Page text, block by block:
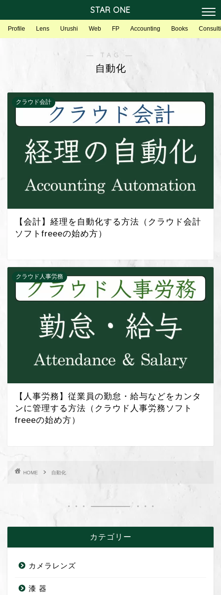
STAR ONE
Profile Lens Urushi Web FP Accounting Books
― TAG ―
自動化
クラウド会計
【会計】経理を自動化する方法（クラウド会計
ソフトfreeeの始め方）
クラウド人事労務
【人事労務】従業員の勤怠・給与などをカンタ
ンに管理する方法（クラウド人事労務ソフト
freeeの始め方）
HOME 自動化
カテゴリー
カメラレンズ
漆 器